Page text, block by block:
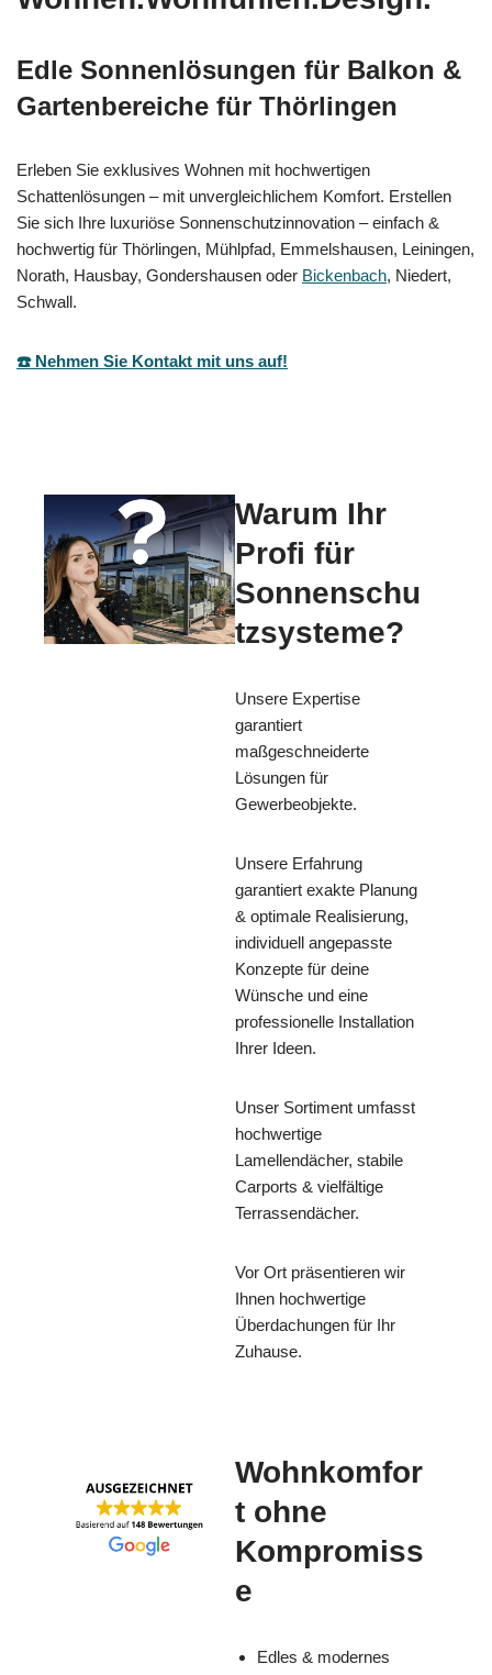
Edle Sonnenlösungen für Balkon &
Gartenbereiche für Thörlingen
Erleben Sie exklusives Wohnen mit hochwertigen
Schattenlösungen – mit unvergleichlichem Komfort. Erstellen
Sie sich Ihre luxuriöse Sonnenschutzinnovation – einfach &
hochwertig für Thörlingen, Mühlpfad, Emmelshausen, Leiningen,
Norath, Hausbay, Gondershausen oder Bickenbach, Niedert,
Schwall.
☎️ Nehmen Sie Kontakt mit uns auf!
Warum Ihr
Profi für
Sonnenschu
tzsysteme?
Unsere Expertise
garantiert
maßgeschneiderte
Lösungen für
Gewerbeobjekte.
Unsere Erfahrung
garantiert exakte Planung
& optimale Realisierung,
individuell angepasste
Konzepte für deine
Wünsche und eine
professionelle Installation
Ihrer Ideen.
Unser Sortiment umfasst
hochwertige
Lamellendächer, stabile
Carports & vielfältige
Terrassendächer.
Vor Ort präsentieren wir
Ihnen hochwertige
Überdachungen für Ihr
Zuhause.
Wohnkomfor
t ohne
Kompromiss
e
Edles & modernes